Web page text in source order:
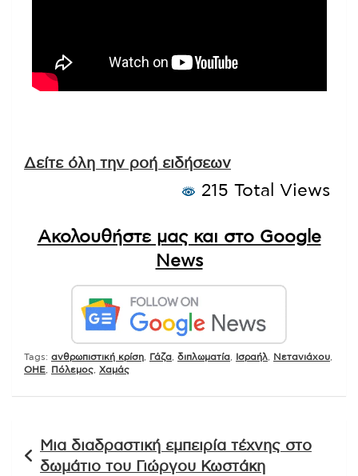
Δείτε όλη την ροή ειδήσεων
215 Total Views
Ακολουθήστε μας και στο Google
News
Tags: ανθρωπιστική κρίση Γάζα διπλωματία Ισραήλ Νετανιάχου
ΟΗΕ
Πόλεμος Χαμάς
άρθρων
Μια διαδραστική εμπειρία τέχνης στο
δωμάτιο του Γιώργου Κωστάκη